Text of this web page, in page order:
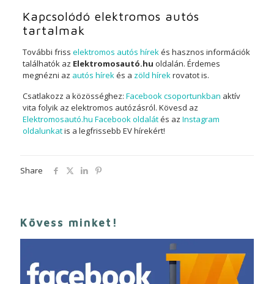
Kapcsolódó elektromos autós
tartalmak
További friss elektromos autós hírekés hasznos információk
találhatók az Elektromosautó.hu oldalán. Érdemes
megnézni az autós hírekés a zöld hírekrovatot is.
Csatlakozz a közösséghez: Facebook csoportunkban aktív
vita folyik az elektromos autózásról. Kövesd az
Elektromosautó.hu Facebook oldalátés az Instagram
oldalunkatis a legfrissebb EV hírekért!
Share
Kövess minket!